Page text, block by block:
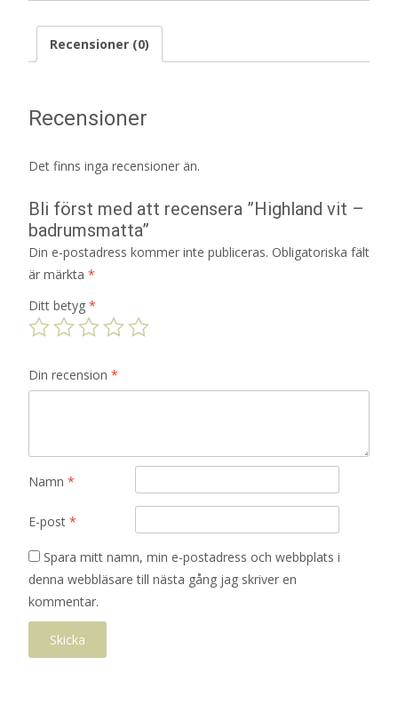
Recensioner (0)
Recensioner
Det finns inga recensioner än.
Bli först med att recensera ”Highland vit –
badrumsmatta”
Din e-postadress kommer inte publiceras. Obligatoriska fält
är märkta *
Ditt betyg *
Din recension *
Namn *
E-post *
Spara mitt namn, min e-postadress och webbplats i
denna webbläsare till nästa gång jag skriver en
kommentar.